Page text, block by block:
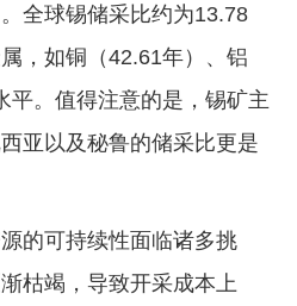
全球锡储采比约为13.78
，如铜（42.61年）、铝
平。值得注意的是，锡矿主
亚以及秘鲁的储采比更是
的可持续性面临诸多挑
枯竭，导致开采成本上